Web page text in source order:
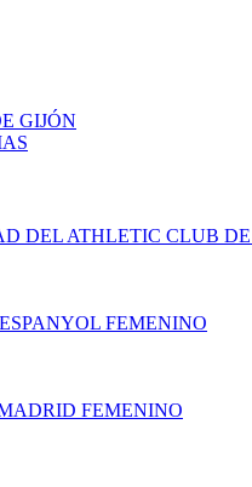
GIJÓN
DEL ATHLETIC CLUB
FEMENINO
FEMENINO